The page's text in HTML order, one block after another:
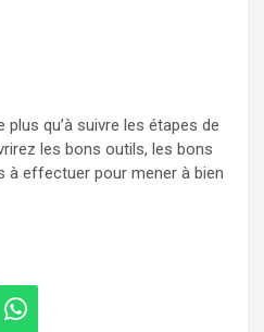
qu’à suivre les étapes de
les bons outils, les bons
à effectuer pour mener à bien